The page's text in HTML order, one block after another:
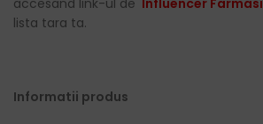
accesand link-ul de Influencer Farmasi
lista tara ta.
Informatii produs